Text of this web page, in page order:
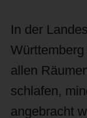
In der
allen
schlafen,
angebracht